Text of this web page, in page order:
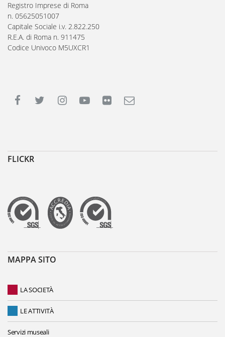
Registro Imprese di Roma
n. 05625051007
Capitale Sociale i.v. 2.822.250
R.E.A. di Roma n. 911475
Codice Univoco M5UXCR1
FLICKR
MAPPA SITO
LA SOCIETÀ
LE ATTIVITÀ
Servizi museali